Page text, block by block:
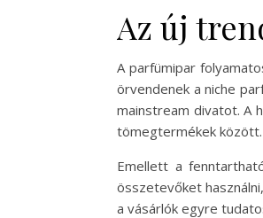
Az új
A parfümipar
örvendenek a niche
mainstream divatot. A
tömegtermékek között.
Emellett a
összetevőket
a vásárlók egyre